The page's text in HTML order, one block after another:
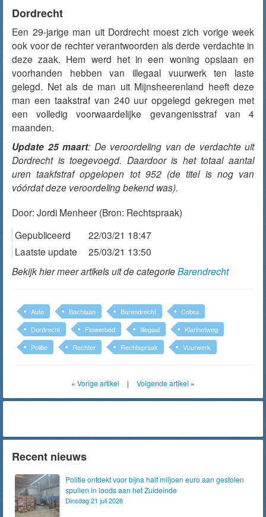
Dordrecht
Een 29-jarige man uit Dordrecht moest zich vorige week
ook voor de rechter verantwoorden als derde verdachte in
deze zaak. Hem werd het in een woning opslaan en
voorhanden hebben van illegaal vuurwerk ten laste
gelegd. Net als de man uit Mijnsheerenland heeft deze
man een taakstraf van 240 uur opgelegd gekregen met
een volledig voorwaardelijke gevangenisstraf van 4
maanden.
Update 25 maart: De veroordeling van de verdachte uit
Dordrecht is toegevoegd. Daardoor is het totaal aantal
uren taakfstraf opgelopen tot 952 (de titel is nog van
vóórdat deze veroordeling bekend was).
Door: Jordi Menheer (Bron: Rechtspraak)
Gepubliceerd
22/03/21 18:47
Laatste update
25/03/21 13:50
Bekijk hier meer artikels uit de categorieBarendrecht
Auto Bachlaan Barendrecht
Cobra
Dordrecht
Flowerbed Illegaal
Klarinetweg
Politie
Rechter Rechtspraak Vuurwerk
« Vorige artikel | Volgende artikel »
Recent nieuws
Politie ontdekt voor bijna half miljoen euro aan gestolen
spullen in loods aan het Zuideinde
Dinsdag 21 juli 2026